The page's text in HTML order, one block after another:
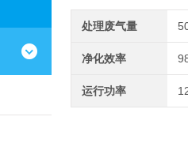
处理废气量
净化效率
运行功率